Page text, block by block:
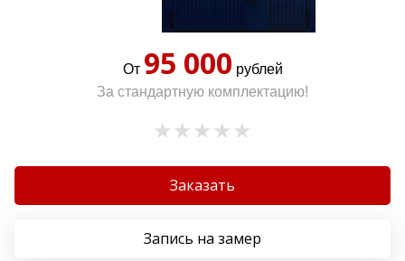
От 95 000 рублей
За стандартную комплектацию!
Заказать
Запись на замер